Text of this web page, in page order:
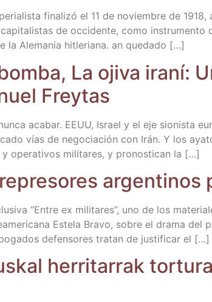
fina­li­zó el 11 de noviem­bre de
de occi­den­te, como
la Ale­ma­nia hitle­ria­na. an quedado […]
La oji­va ira­ní:
Freytas
aca­bar. EEUU, Israel y el eje sio­nis­ta
vías de nego­cia­ción con Irán. Y los
y ope­ra­ti­vos mili­ta­res, y pro­nos­ti­can la […]
argen­ti­nos
“Entre ex mili­ta­res”, uno de los
Este­la Bra­vo, sobre el dra­ma
defen­so­res tra­tan de jus­ti­fi­car el […]
herri­ta­rrak